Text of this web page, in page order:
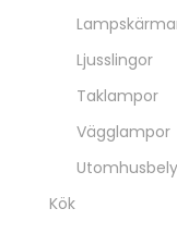
Ljusslingor
Taklampor
Vägglampor
Kök